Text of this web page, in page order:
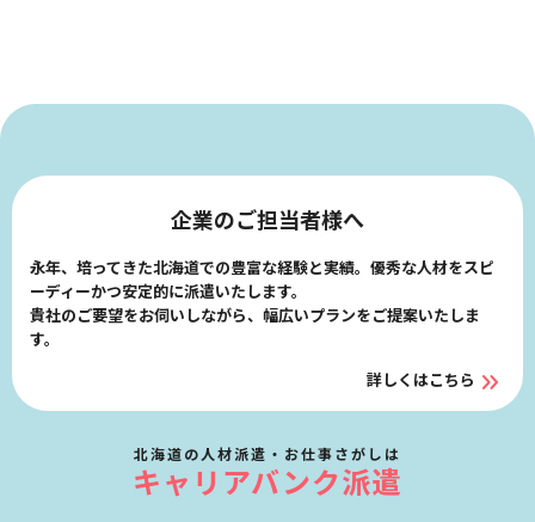
企業のご担当者様へ
永年、培ってきた北海道での豊富な経験と実績。優秀な人材をスピ
ーディーかつ安定的に派遣いたします。
貴社のご要望をお伺いしながら、幅広いプランをご提案いたしま
す。
詳しくはこちら
北海道の人材派遣・お仕事さがしは
キャリアバンク派遣